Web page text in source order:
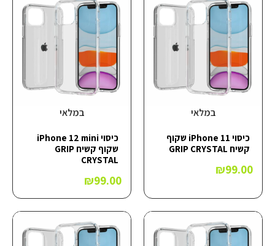
במלאי
כיסוי iPhone 11 שקוף
קשיח GRIP CRYSTAL
₪99.00
במלאי
כיסוי iPhone 12 mini
שקוף קשיח GRIP
CRYSTAL
₪99.00